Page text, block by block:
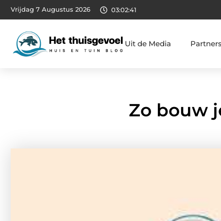
Vrijdag 7 Augustus 2026 03:02:42
Uit de Media Partners
Zo bouw